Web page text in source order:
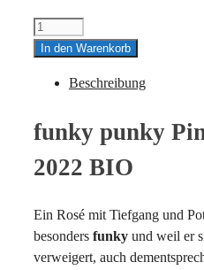
funky
punky
Noir
2022
Menge
In den Warenkorb
Beschreibung
funky punky
2022 BIO
Ein Rosé mit Tiefgang und
besonders funky und weil er
verweigert, auch